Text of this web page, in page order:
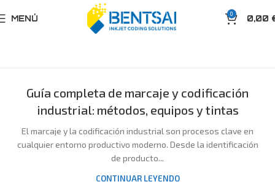
MENÚ 0 0,00
Guía completa de marcaje y codificación
industrial: métodos, equipos y tintas
El marcaje y la codificación industrial son procesos clave en
cualquier entorno productivo moderno. Desde la identificación
de producto...
CONTINUAR LEYENDO